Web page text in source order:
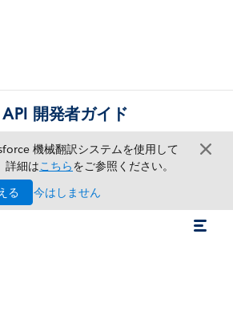
開発者ガイド
機械翻訳システムを使用して
詳細はこちらをご参照ください。
る
今はしません